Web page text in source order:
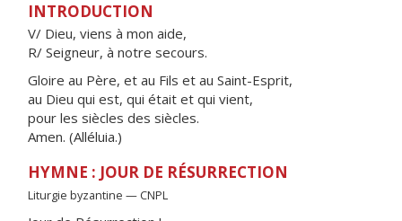
INTRODUCTION
V/ Dieu, viens à mon aide,
R/ Seigneur, à notre secours.
Gloire au Père, et au Fils et au Saint-Esprit,
au Dieu qui est, qui était et qui vient,
pour les siècles des siècles.
Amen. (Alléluia.)
HYMNE : JOUR DE RÉSURRECTION
Liturgie byzantine — CNPL